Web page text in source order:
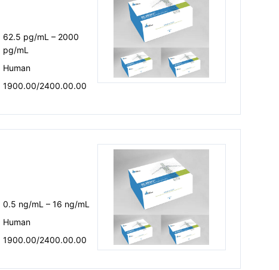
62.5 pg/mL – 2000
pg/mL
Human
1900.00/2400.00.00
0.5 ng/mL – 16 ng/mL
Human
1900.00/2400.00.00